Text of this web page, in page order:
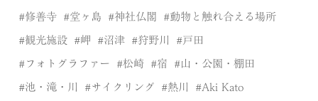
修善寺 堂ヶ島 神社仏閣 動物と触れ合える場所
観光施設 岬 沼津 狩野川 戸田
フォトグラファー 松崎 宿 山・公園・棚田
池・滝・川 サイクリング 熱川 Aki Kato